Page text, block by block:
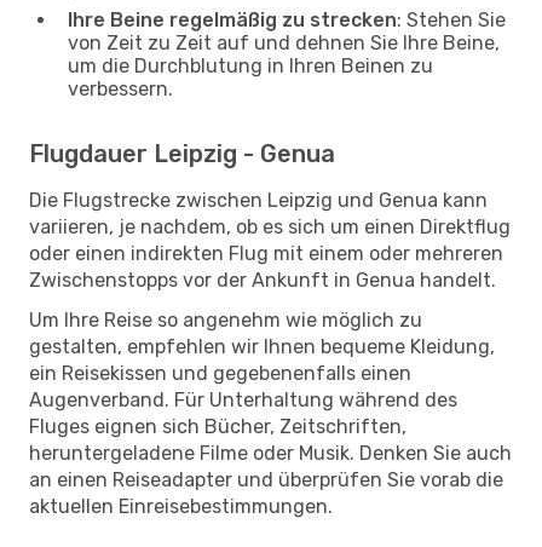
Ihre Beine regelmäßig zu strecken: Stehen Sie
von Zeit zu Zeit auf und dehnen Sie Ihre Beine,
um die Durchblutung in Ihren Beinen zu
verbessern.
Flugdauer Leipzig - Genua
Die Flugstrecke zwischen Leipzig und Genua kann
variieren, je nachdem, ob es sich um einen Direktflug
oder einen indirekten Flug mit einem oder mehreren
Zwischenstopps vor der Ankunft in Genua handelt.
Um Ihre Reise so angenehm wie möglich zu
gestalten, empfehlen wir Ihnen bequeme Kleidung,
ein Reisekissen und gegebenenfalls einen
Augenverband. Für Unterhaltung während des
Fluges eignen sich Bücher, Zeitschriften,
heruntergeladene Filme oder Musik. Denken Sie auch
an einen Reiseadapter und überprüfen Sie vorab die
aktuellen Einreisebestimmungen.